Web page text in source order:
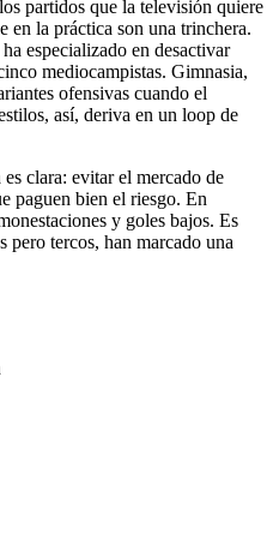
partidos que la televisión quiere
en la práctica son una trinchera.
especializado en desactivar
mediocampistas. Gimnasia,
ofensivas cuando el
así, deriva en un loop de
clara: evitar el mercado de
paguen bien el riesgo. En
y goles bajos. Es
pero tercos, han marcado una